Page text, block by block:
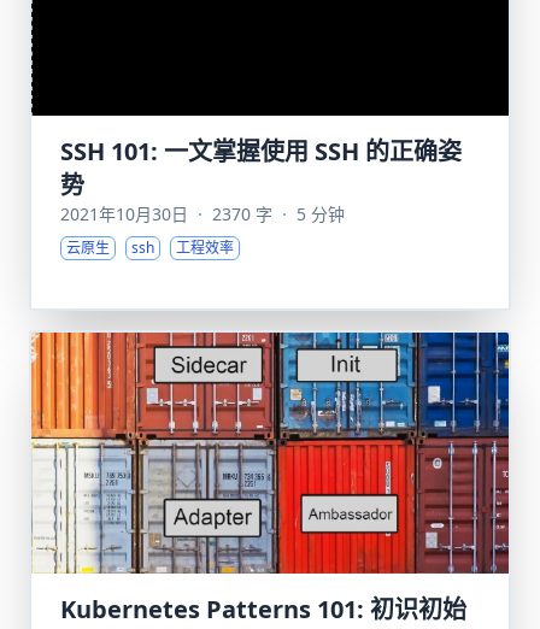
SSH 101: 一文掌握使用 SSH 的正确姿
势
2021年10月30日 · 2370 字 · 5 分钟
云原生 ssh 工程效率
Kubernetes Patterns 101: 初识初始